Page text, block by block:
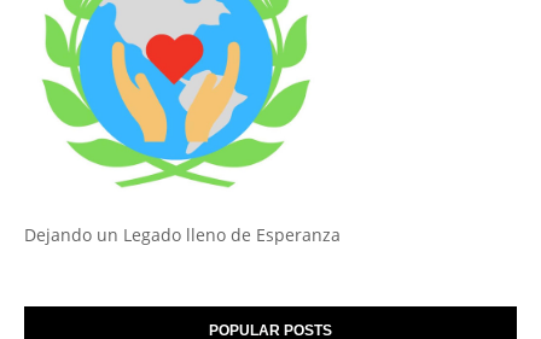
Dejando un Legado lleno de Esperanza
POPULAR POSTS